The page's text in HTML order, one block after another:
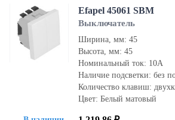
Efapel 45061 SBM
Выключатель
Ширина, мм: 45
Высота, мм: 45
Номинальный ток: 10А
Наличие подсветки: без
Количество клавиш:
Цвет: Белый матовый